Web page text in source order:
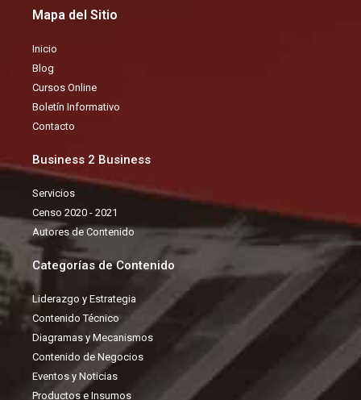
e
o
o
k
t
Mapa del Sitio
Inicio
Blog
Cursos Online
Boletín Informativo
Contacto
Business 2 Business
Servicios
Censo 2020 - 2021
Autores de Contenido
Categorías de Contenido
Liderazgo y Estrategia
Contenido Técnico
Diagramas y Mecanismos
Contenido de Negocios
Eventos y Noticias
Productos e Insumos